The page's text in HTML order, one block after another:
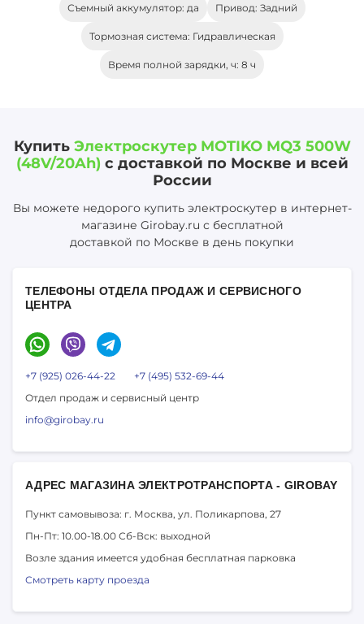
Съемный аккумулятор: да Привод: Задний
Тормозная система: Гидравлическая
Время полной зарядки, ч: 8 ч
Купить Электроскутер MOTIKO MQ3 500W
(48V/20Ah) с доставкой по Москве и всей
России
Вы можете недорого купить электроскутер в интернет-
магазине Girobay.ru с бесплатной
доставкой по Москве в день покупки
ТЕЛЕФОНЫ ОТДЕЛА ПРОДАЖ И СЕРВИСНОГО
ЦЕНТРА
+7 (925) 026-44-22
+7 (495) 532-69-44
Отдел продаж и сервисный центр
info@girobay.ru
АДРЕС МАГАЗИНА ЭЛЕКТРОТРАНСПОРТА - GIROBAY
Пункт самовывоза: г. Москва, ул. Поликарпова, 27
Пн-Пт: 10.00-18.00 Сб-Вск: выходной
Возле здания имеется удобная бесплатная парковка
Смотреть карту проезда